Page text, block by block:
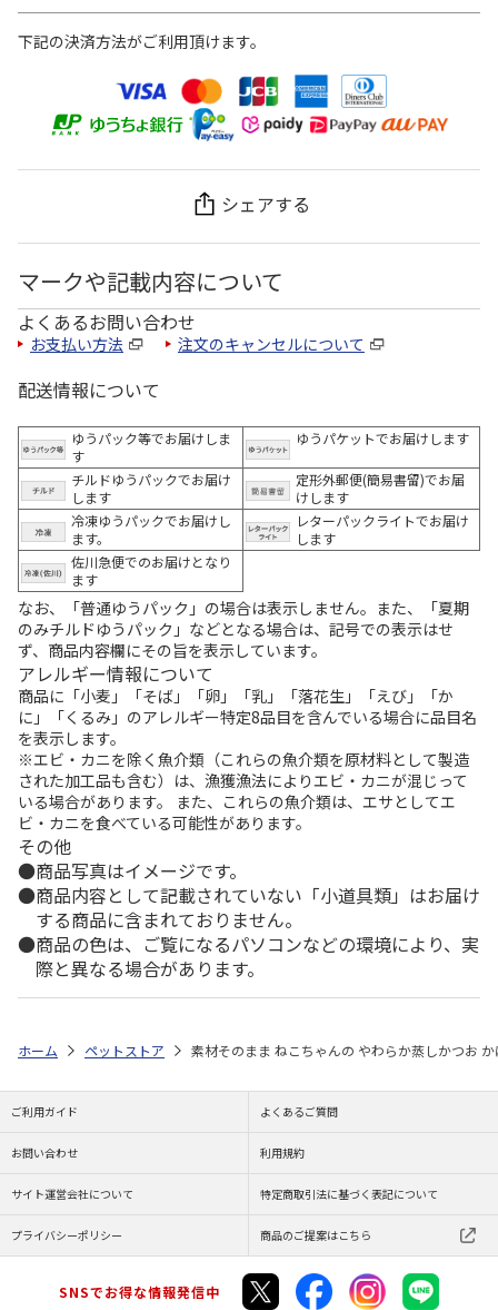
下記の決済方法がご利用頂けます。
シェアする
マークや記載内容について
よくあるお問い合わせ
お支払い方法 注文のキャンセルについて
配送情報について
ゆうパック等でお届けしま
す
ゆうパケットでお届けします
チルドゆうパックでお届け
します
定形外郵便(簡易書留)でお届
けします
冷凍ゆうパックでお届けし
ます。
レターパックライトでお届け
します
佐川急便でのお届けとなり
ます
なお、「普通ゆうパック」の場合は表示しません。また、「夏期
のみチルドゆうパック」などとなる場合は、記号での表示はせ
ず、商品内容欄にその旨を表示しています。
アレルギー情報について
商品に「小麦」「そば」「卵」「乳」「落花生」「えび」「か
に」「くるみ」のアレルギー特定8品目を含んでいる場合に品目名
を表示します。
※エビ・カニを除く魚介類（これらの魚介類を原材料として製造
された加工品も含む）は、漁獲漁法によりエビ・カニが混じって
いる場合があります。 また、これらの魚介類は、エサとしてエ
ビ・カニを食べている可能性があります。
その他
商品写真はイメージです。
商品内容として記載されていない「小道具類」はお届け
する商品に含まれておりません。
商品の色は、ご覧になるパソコンなどの環境により、実
際と異なる場合があります。
ホーム ペットストア 素材そのまま ねこちゃんの やわらか蒸しかつお
ご利用ガイド よくあるご質問
お問い合わせ 利用規約
サイト運営会社について 特定商取引法に基づく表記について
プライバシーポリシー 商品のご提案はこちら
SNSでお得な情報発信中